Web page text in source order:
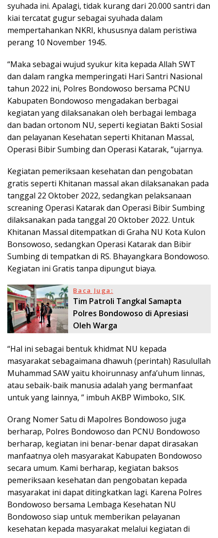
syuhada ini. Apalagi, tidak kurang dari 20.000 santri dan
kiai tercatat gugur sebagai syuhada dalam
mempertahankan NKRI, khususnya dalam peristiwa
perang 10 November 1945.
“Maka sebagai wujud syukur kita kepada Allah SWT
dan dalam rangka memperingati Hari Santri Nasional
tahun 2022 ini, Polres Bondowoso bersama PCNU
Kabupaten Bondowoso mengadakan berbagai
kegiatan yang dilaksanakan oleh berbagai lembaga
dan badan ortonom NU, seperti kegiatan Bakti Sosial
dan pelayanan Kesehatan seperti Khitanan Massal,
Operasi Bibir Sumbing dan Operasi Katarak, “ujarnya.
Kegiatan pemeriksaan kesehatan dan pengobatan
gratis seperti Khitanan massal akan dilaksanakan pada
tanggal 22 Oktober 2022, sedangkan pelaksanaan
screaning Operasi Katarak dan Operasi Bibir Sumbing
dilaksanakan pada tanggal 20 Oktober 2022. Untuk
Khitanan Massal ditempatkan di Graha NU Kota Kulon
Bonsowoso, sedangkan Operasi Katarak dan Bibir
Sumbing di tempatkan di RS. Bhayangkara Bondowoso.
Kegiatan ini Gratis tanpa dipungut biaya.
Baca Juga:
Tim Patroli Tangkal Samapta
Polres Bondowoso di Apresiasi
Oleh Warga
“Hal ini sebagai bentuk khidmat NU kepada
masyarakat sebagaimana dhawuh (perintah) Rasulullah
Muhammad SAW yaitu khoirunnasy anfa’uhum linnas,
atau sebaik-baik manusia adalah yang bermanfaat
untuk yang lainnya, ” imbuh AKBP Wimboko, SIK.
Orang Nomer Satu di Mapolres Bondowoso juga
berharap, Polres Bondowoso dan PCNU Bondowoso
berharap, kegiatan ini benar-benar dapat dirasakan
manfaatnya oleh masyarakat Kabupaten Bondowoso
secara umum. Kami berharap, kegiatan baksos
pemeriksaan kesehatan dan pengobatan kepada
masyarakat ini dapat ditingkatkan lagi. Karena Polres
Bondowoso bersama Lembaga Kesehatan NU
Bondowoso siap untuk memberikan pelayanan
kesehatan kepada masyarakat melalui kegiatan di